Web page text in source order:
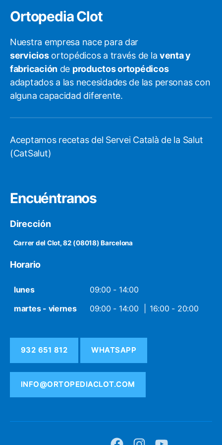
Ortopedia Clot
Nuestra empresa nace para dar
serviciosortopédicos a través de laventa y
fabricación de productos ortopédicos
adaptados a las necesidades de las personas con
alguna capacidad diferente.
Aceptamos recetas del Servei Català de la Salut
(CatSalut)
Encuéntranos
Dirección
Carrer del Clot, 82 (08018) Barcelona
Horario
lunes
09:00 - 14:00
martes - viernes
09:00 - 14:00 16:00 - 20:00
932 651 812 WHATSAPP
INFO@ORTOPEDIACLOT.COM